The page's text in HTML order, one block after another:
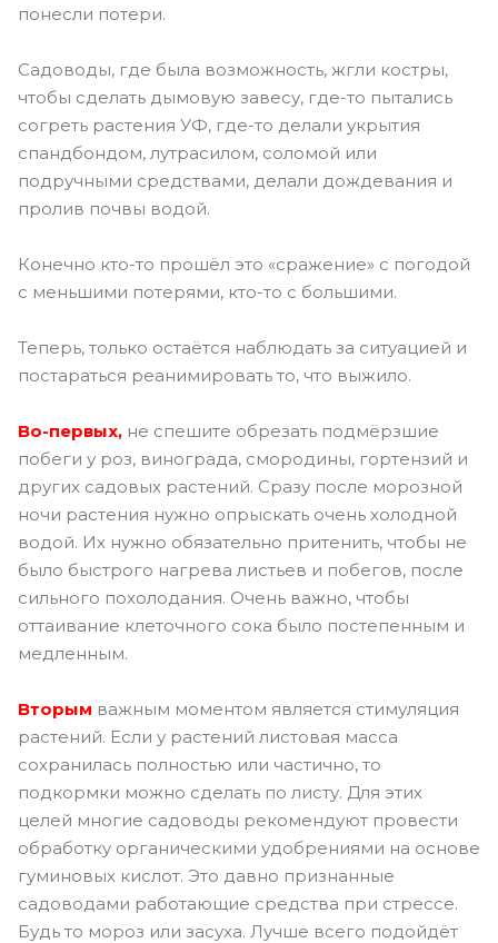
понесли потери.
Садоводы, где была возможность, жгли костры,
чтобы сделать дымовую завесу, где-то пытались
согреть растения УФ, где-то делали укрытия
спандбондом, лутрасилом, соломой или
подручными средствами, делали дождевания и
пролив почвы водой.
Конечно кто-то прошёл это «сражение» с погодой
с меньшими потерями, кто-то с большими.
Теперь, только остаётся наблюдать за ситуацией и
постараться реанимировать то, что выжило.
Во-первых, не спешите обрезать подмёрзшие
побеги у роз, винограда, смородины, гортензий и
других садовых растений. Сразу после морозной
ночи растения нужно опрыскать очень холодной
водой. Их нужно обязательно притенить, чтобы не
было быстрого нагрева листьев и побегов, после
сильного похолодания. Очень важно, чтобы
оттаивание клеточного сока было постепенным и
медленным.
Вторым важным моментом является стимуляция
растений. Если у растений листовая масса
сохранилась полностью или частично, то
подкормки можно сделать по листу. Для этих
целей многие садоводы рекомендуют провести
обработку органическими удобрениями на основе
гуминовых кислот. Это давно признанные
садоводами работающие средства при стрессе.
Будь то мороз или засуха. Лучше всего подойдёт